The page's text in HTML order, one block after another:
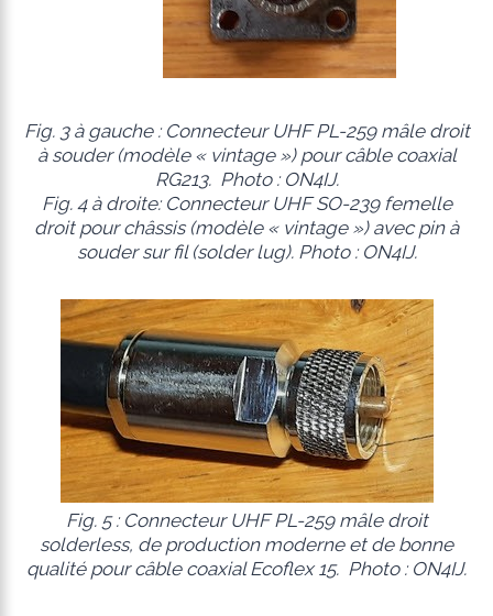
Fig. 3 à gauche : Connecteur UHF PL-259 mâle droit
à souder (modèle « vintage») pour câble coaxial
RG213. Photo : ON4IJ.
Fig. 4 à droite: Connecteur UHF SO-239 femelle
droit pour châssis (modèle « vintage ») avec pin à
souder sur fil (solder lug). Photo : ON4IJ.
Fig. 5 : Connecteur UHF PL-259 mâle droit
solderless, de production moderne et de bonne
qualité pour câble coaxial Ecoflex 15. Photo : ON4IJ.